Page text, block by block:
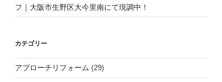
フ｜大阪市生野区大今里南にて現調中！
カテゴリー
アプローチリフォーム (29)